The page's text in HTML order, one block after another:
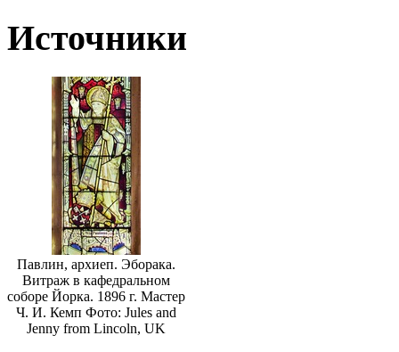
Источники
Павлин, архиеп. Эборака.
Витраж в кафедральном
соборе Йорка. 1896 г. Мастер
Ч. И. Кемп Фото: Jules and
Jenny from Lincoln, UK